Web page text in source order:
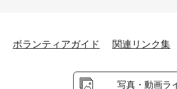
ボランティアガイド 関連リンク集
写真・動画ラ